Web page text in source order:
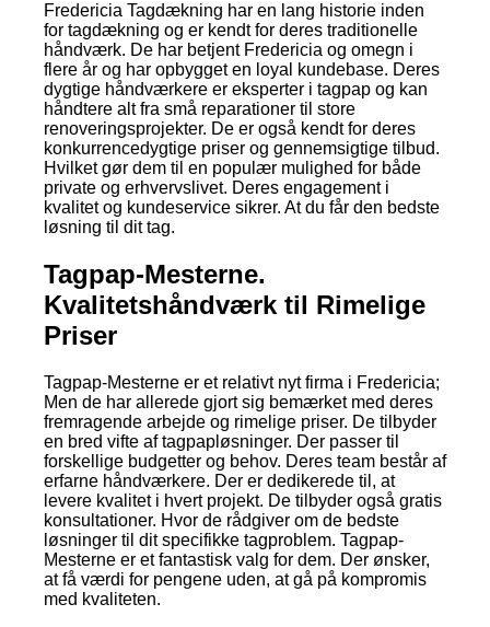
Fredericia Tagdækning har en lang historie inden
for tagdækning og er kendt for deres traditionelle
håndværk. De har betjent Fredericia og omegn i
flere år og har opbygget en loyal kundebase. Deres
dygtige håndværkere er eksperter i tagpap og kan
håndtere alt fra små reparationer til store
renoveringsprojekter. De er også kendt for deres
konkurrencedygtige priser og gennemsigtige tilbud.
Hvilket gør dem til en populær mulighed for både
private og erhvervslivet. Deres engagement i
kvalitet og kundeservice sikrer. At du får den bedste
løsning til dit tag.
Tagpap-Mesterne.
Kvalitetshåndværk til Rimelige
Priser
Tagpap-Mesterne er et relativt nyt firma i Fredericia;
Men de har allerede gjort sig bemærket med deres
fremragende arbejde og rimelige priser. De tilbyder
en bred vifte af tagpapløsninger. Der passer til
forskellige budgetter og behov. Deres team består af
erfarne håndværkere. Der er dedikerede til, at
levere kvalitet i hvert projekt. De tilbyder også gratis
konsultationer. Hvor de rådgiver om de bedste
løsninger til dit specifikke tagproblem. Tagpap-
Mesterne er et fantastisk valg for dem. Der ønsker,
at få værdi for pengene uden, at gå på kompromis
med kvaliteten.